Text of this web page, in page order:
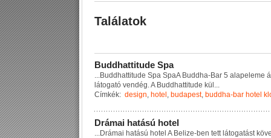
Találatok
Buddhattitude Spa
...Budd hattitude Spa SpaA Budd ha-Bar 5 a ape eme á
átogató vendég.A Budd hattitude kü ...
Címkék: design, hotel , budapest, buddha-bar hotel
Drámai hatású hotel
...Drámai hatású hote A Be ize-ben tett átogatást köv